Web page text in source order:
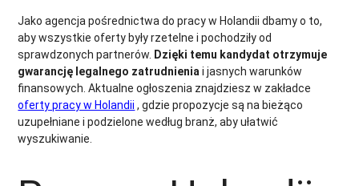
Jako agencja pośrednictwa do pracy w Holandii dbamy o to,
aby wszystkie oferty były rzetelne i pochodziły od
sprawdzonych partnerów. Dzięki temu kandydat otrzymuje
gwarancję legalnego zatrudnienia i jasnych warunków
finansowych. Aktualne ogłoszenia znajdziesz w zakładce
oferty pracy w Holandii , gdzie propozycje są na bieżąco
uzupełniane i podzielone według branż, aby ułatwić
wyszukiwanie.